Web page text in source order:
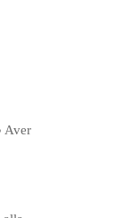
Aver